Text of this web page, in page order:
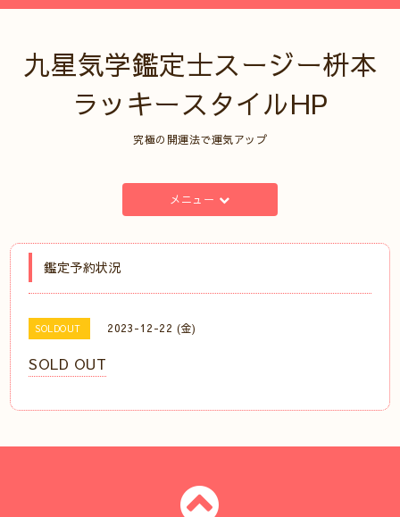
九星気学鑑定士スージー枡本
ラッキースタイルHP
究極の開運法で運気アップ
メニュー
鑑定予約状況
SOLDOUT 2023-12-22 (金)
SOLD OUT